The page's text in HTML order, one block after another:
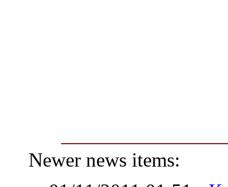
Newer news items: